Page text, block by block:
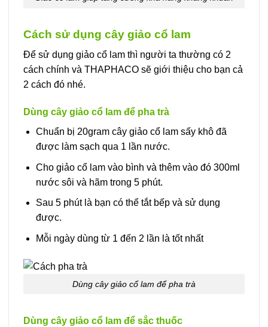
Cách sử dụng cây giảo cổ lam
Để sử dụng giảo cổ lam thì người ta thường có 2
cách chính và THAPHACO sẽ giới thiệu cho bạn cả
2 cách đó nhé.
Dùng cây giảo cổ lam để pha trà
Chuẩn bị 20gram cây giảo cổ lam sấy khô đã
được làm sạch qua 1 lần nước.
Cho giảo cổ lam vào bình và thêm vào đó 300ml
nước sôi và hãm trong 5 phút.
Sau 5 phút là bạn có thể tắt bếp và sử dụng
được.
Mỗi ngày dùng từ 1 đến 2 lần là tốt nhất
Dùng cây giảo cổ lam để pha trà
Dùng cây giảo cổ lam để sắc thuốc